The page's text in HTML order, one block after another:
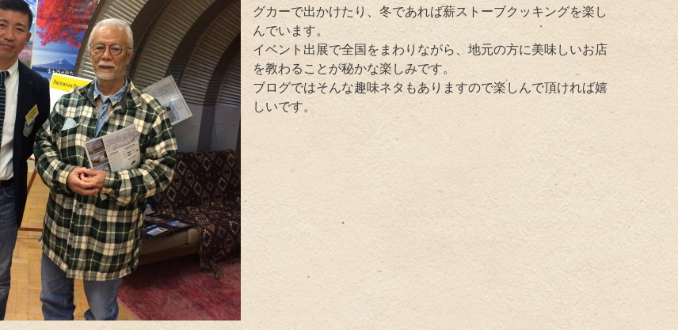
グカーで出かけたり、冬であれば薪ストーブクッキングを楽し
んでいます。
イベント出展で全国をまわりながら、地元の方に美味しいお店
を教わることが秘かな楽しみです。
ブログではそんな趣味ネタもありますので楽しんで頂ければ嬉
しいです。